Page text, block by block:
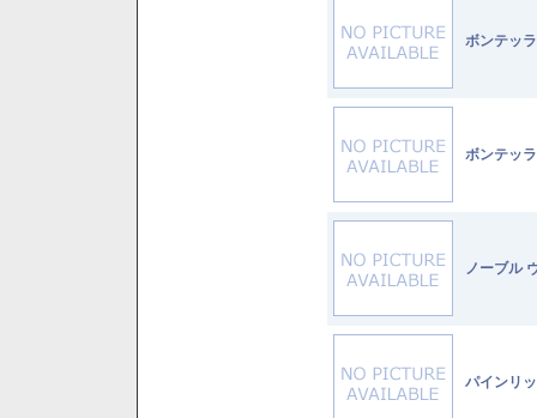
ボンテッ
ボンテッ
ノーブル
パインリ